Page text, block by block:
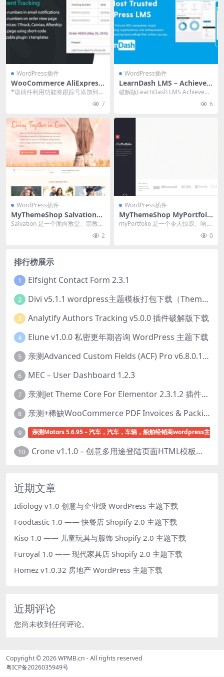
WordPress插件
WooCommerce AliExpress
Shipment Tracking v1.1.11
*该插件利用功能将跟踪号添加到
7
WordPress插件
LearnDash LMS – Achieve
ments 2.0.4 插件下载
破解版LearnDash LMS Achievem
6
WordPress插件
MyThemeShop Salvation
WordPress Theme 1.2.11
Salvation 是一个面向教堂、宗教和
2
WordPress插件
MyThemeShop MyPortfoli
o WordPress Theme 1.3.9
myPortfolio 是一个令人惊叹、响应
0
排行榜展示
1 Elfsight Contact Form 2.3.1
2 Divi v5.1.1 wordpress主题模板打包下载（Theme + Builder+ Extra Theme + Templates + Layouts + PSD）
3 Analytify Authors Tracking v5.0.0 插件破解版下载
4 Elune v1.0.0 私密更年期咨询 WordPress 主题下载
5 亲测Advanced Custom Fields (ACF) Pro v6.8.0.1 + Advanced Custom Fields: Extended PRO v0.9.2.3 | 网站开发自定义字段插件下载
6 MEC – User Dashboard 1.2.3
7 亲测Jet Theme Core For Elementor 2.3.1.2 插件下载
8 亲测+稀缺WooCommerce PDF Invoices & Packing Slips Professional v2.20.0 + Templates v2.25.1 [by WpOverNight] WooCommerce PDF 发票和装箱单插件下载
9 亲测Motors 5.6.95 – 汽车，汽车，车辆，船舶经销商wordpress主题下
10 Crone v1.1.0 – 创意多用途登陆页面HTML模板下载
近期文章
Idiology v1.0 创意与企业级 WordPress 主题下载
Foodtastic 1.0 —— 快餐店 Shopify 2.0 主题下载
Kiso 1.0 —— 儿童玩具与服饰 Shopify 2.0 主题下载
Furoyal 1.0 —— 现代家具店 Shopify 2.0 主题下载
Homez v1.0.32 房地产 WordPress 主题下载
近期评论
您尚未收到任何评论。
Copyright © 2026WPMB.cn - All rights reserved
粤ICP备2026035949号